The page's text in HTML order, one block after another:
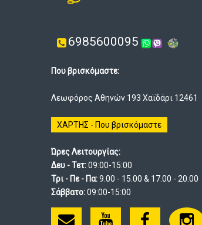
6985600095
Που βρισκόμαστε:
Λεωφόρος Αθηνών 193 Χαϊδάρι 12461
ΧΑΡΤΗΣ - Που βρισκόμαστε
Ώρες Λειτουργίας:
Δευ - Τετ:09:00-15:00
Τρι - Πε - Πα:9.00 - 15.00 & 17.00 - 20.00
Σάββατο:09:00-15:00